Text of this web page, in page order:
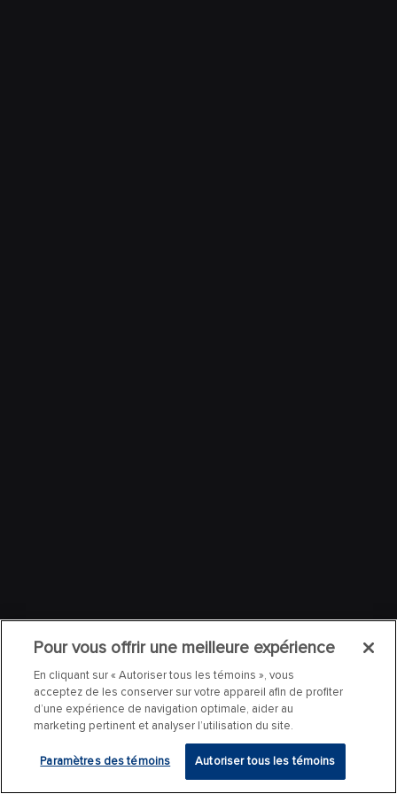
Pour vous offrir une meilleure expérience
En cliquant sur « Autoriser tous les témoins », vous
acceptez de les conserver sur votre appareil afin de profiter
d’une expérience de navigation optimale, aider au
marketing pertinent et analyser l’utilisation du site.
Paramètres des témoins Autoriser tous les témoins